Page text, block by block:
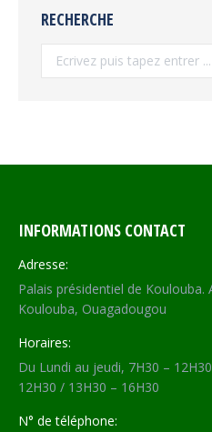
RECHERCHE
INFORMATIONS CONTACT
Adresse:
Palais présidentiel de Koulouba.
Koulouba, Ouagadougou
Horaires:
Du Lundi au jeudi, 7H30 –
12H30 / 13H30 – 16H30
N° de téléphone: